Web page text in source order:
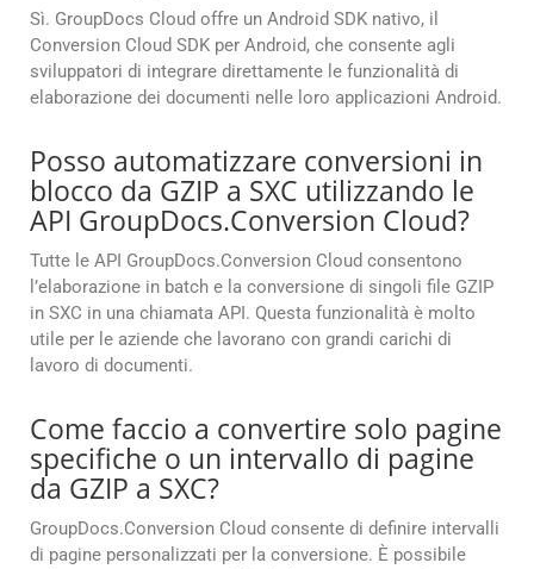
Sì. GroupDocs Cloud offre un Android SDK nativo, il
Conversion Cloud SDK per Android, che consente agli
sviluppatori di integrare direttamente le funzionalità di
elaborazione dei documenti nelle loro applicazioni Android.
Posso automatizzare conversioni in
blocco da GZIP a SXC utilizzando le
API GroupDocs.Conversion Cloud?
Tutte le API GroupDocs.Conversion Cloud consentono
l’elaborazione in batch e la conversione di singoli file GZIP
in SXC in una chiamata API. Questa funzionalità è molto
utile per le aziende che lavorano con grandi carichi di
lavoro di documenti.
Come faccio a convertire solo pagine
specifiche o un intervallo di pagine
da GZIP a SXC?
GroupDocs.Conversion Cloud consente di definire intervalli
di pagine personalizzati per la conversione. È possibile